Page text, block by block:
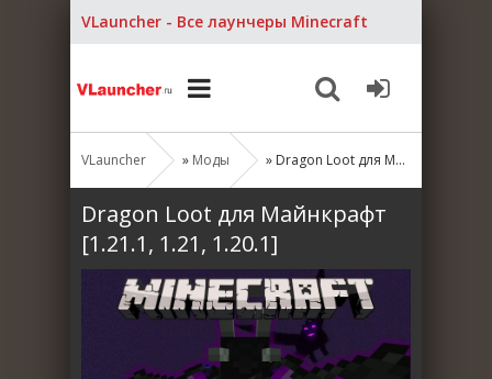
VLauncher - Все лаунчеры Minecraft
VLauncher » Моды » Dragon Loot для Майнкрафт [1.21.1, 1.21, 1.20.1]
Dragon Loot для Майнкрафт
[1.21.1, 1.21, 1.20.1]